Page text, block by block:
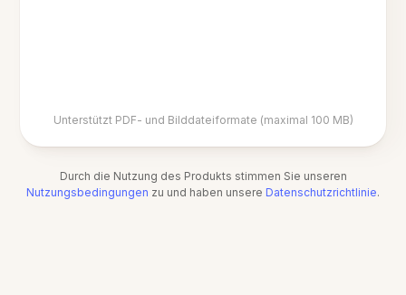
Unterstützt PDF- und Bilddateiformate (maximal 100 MB)
Durch die Nutzung des Produkts stimmen Sie unseren
Nutzungsbedingungen zu und haben unsere Datenschutzrichtlinie.